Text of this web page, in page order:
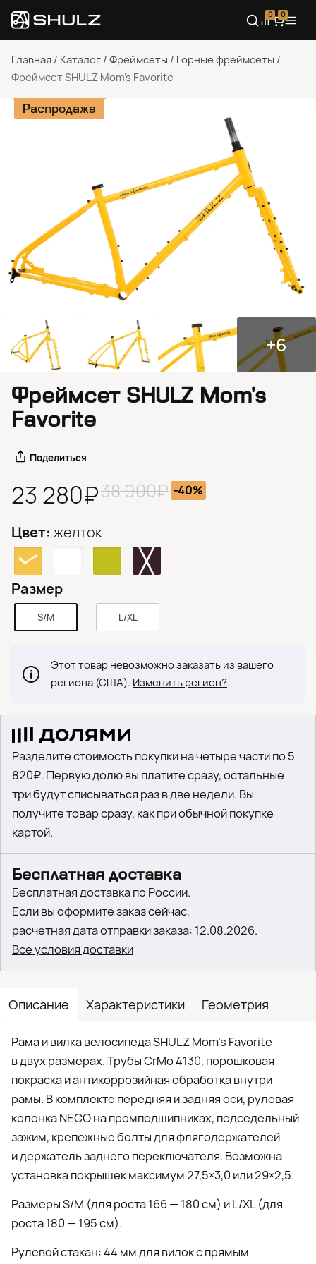
0 0
Главная / Каталог / Фреймсеты / Горные фреймсеты /
Фреймсет SHULZ Mom’s Favorite
Распродажа
+6
Описание Характеристики Геометрия
Рама и вилка велосипеда SHULZ Mom’s Favorite
в двух размерах. Трубы CrMo 4130, порошковая
покраска и антикоррозийная обработка внутри
рамы. В комплекте передняя и задняя оси, рулевая
колонка NECO на промподшипниках, подседельный
зажим, крепежные болты для флягодержателей
и держатель заднего переключателя. Возможна
установка покрышек максимум 27,5×3,0 или 29×2,5.
Размеры S/M (для роста 166 — 180 см) и L/XL (для
роста 180 — 195 см).
Рулевой стакан: 44 мм для вилок с прямым
Фреймсет SHULZ Mom’s
Favorite
Поделиться
23 280₽38 900₽ -40%
Цвет: желток
Размер
S/M L/XL
Этот товар невозможно заказать из вашего
региона (США). Изменить регион?.
Разделите стоимость покупки на четыре части по 5
820₽. Первую долю вы платите сразу, остальные
три будут списываться раз в две недели. Вы
получите товар сразу, как при обычной покупке
картой.
Бесплатная доставка
Бесплатная доставка по России.
Если вы оформите заказ сейчас,
расчетная дата отправки заказа: 12.08.2026.
Все условия доставки